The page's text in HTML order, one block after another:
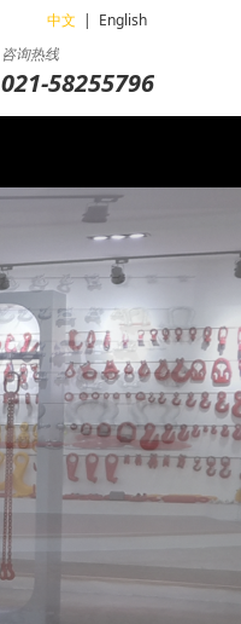
中文 | English
咨询热线
021-58255796